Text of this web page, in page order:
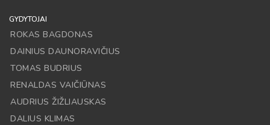
GYDYTOJAI
ROKAS BAGDONAS
DAINIUS DAUNORAVIČIUS
TOMAS BUDRIUS
RENALDAS VAIČIŪNAS
AUDRIUS ŽIŽLIAUSKAS
DALIUS KLIMAS